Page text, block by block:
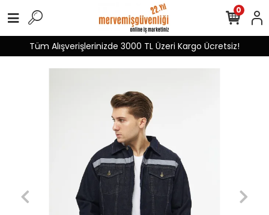
Tüm Alışverişlerinizde 3000 TL Üzeri Kargo Ücretsiz!
0